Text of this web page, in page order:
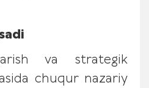
va strategik
chuqur nazariy